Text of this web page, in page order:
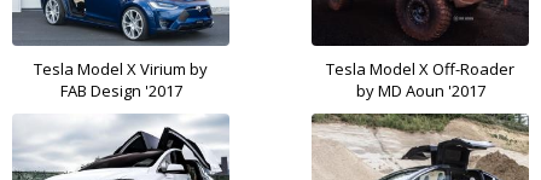
Tesla Model X Virium by
FAB Design '2017
Tesla Model X Off-Roader
by MD Aoun '2017